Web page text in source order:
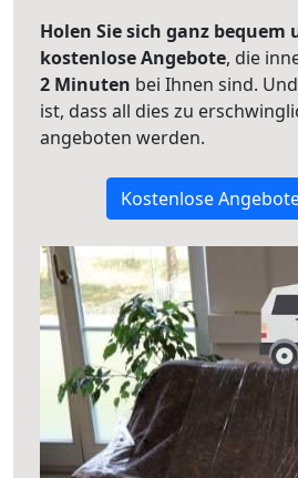
Holen Sie sich ganz bequem
kostenlose Angebote, die
2 Minuten bei Ihnen sind.
ist, dass all dies zu
angeboten werden.
Kostenlose